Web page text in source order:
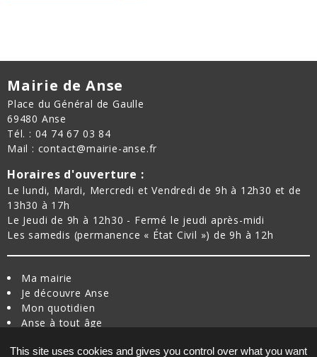
Mairie de Anse
Place du Général de Gaulle
69480 Anse
Tél. : 04 74 67 03 84
Mail : contact@mairie-anse.fr
Horaires d'ouverture :
Le lundi, Mardi, Mercredi et Vendredi de 9h à 12h30 et de
13h30 à 17h
Le Jeudi de 9h à 12h30 - Fermé le jeudi après-midi
Les samedis (permanence « État Civil ») de 9h à 12h
Ma mairie
Je découvre Anse
Mon quotidien
Anse à tout âge
Nouvel arrivant
This site uses cookies and gives you control over what you want